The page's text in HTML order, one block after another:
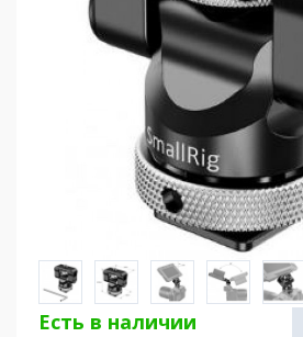
Есть в наличии